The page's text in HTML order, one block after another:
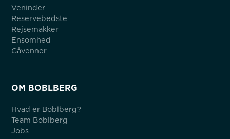
Veninder
Reservebedste
Rejsemakker
Ensomhed
Gåvenner
OM BOBLBERG
Hvad er Boblberg?
Team Boblberg
Jobs